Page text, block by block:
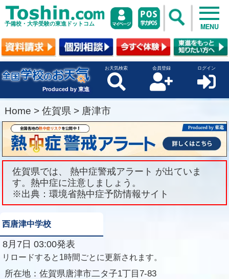
予備校・大学受験の東進ドットコム MENU
Produced by 東進
お天気検索 会員登録 ログイン
Home > 佐賀県 > 唐津市
佐賀県では、 熱中症警戒アラート が出ていま
す。熱中症に注意しましょう。
※出典：環境省熱中症予防情報サイト
西唐津中学校
8月7日 03:00発表
リロードすると1時間ごとに更新されます。
所在地： 佐賀県唐津市二タ子1丁目7-83